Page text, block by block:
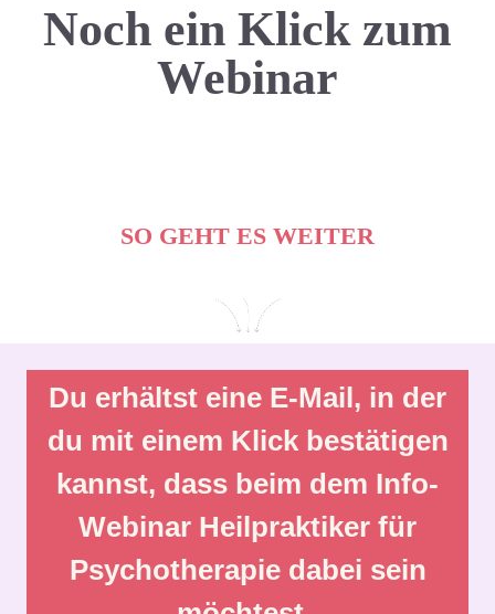
Noch ein Klick zum
Webinar
SO GEHT ES WEITER
Du erhältst eine E-Mail, in der
du mit einem Klick bestätigen
kannst, dass beim dem Info-
Webinar Heilpraktiker für
Psychotherapie dabei sein